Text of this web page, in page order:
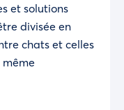
et solutions
divisée en
chats et celles
même